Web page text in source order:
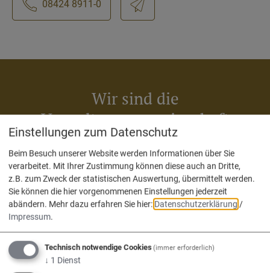
08424 8911-0
Wir sind die
Verwaltungsgemeinschaft
Nassenfels, Adelschlag, Egweil.
Adelschlag Egweil Nassenfels
Einstellungen zum Datenschutz
Beim Besuch unserer Website werden Informationen über Sie
verarbeitet. Mit Ihrer Zustimmung können diese auch an Dritte,
z.B. zum Zweck der statistischen Auswertung, übermittelt werden.
Sie können die hier vorgenommenen Einstellungen jederzeit
abändern. Mehr dazu erfahren Sie hier:Datenschutzerklärung /
Impressum.
Technisch notwendige Cookies(immer erforderlich)
↓ 1 Dienst